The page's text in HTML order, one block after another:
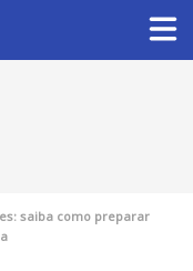
saiba como preparar